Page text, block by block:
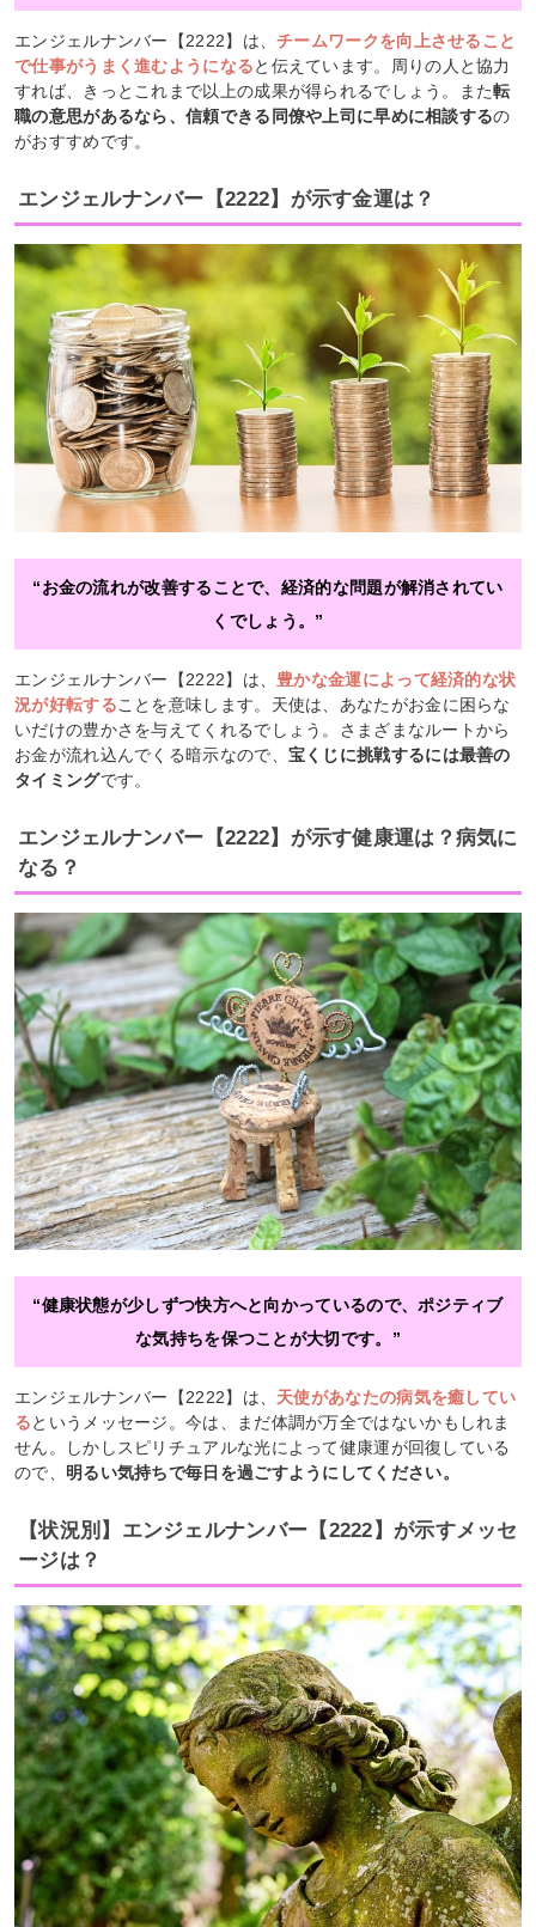
エンジェルナンバー【2222】は、チームワークを向上させること
で仕事がうまく進むようになると伝えています。周りの人と協力
すれば、きっとこれまで以上の成果が得られるでしょう。また転
職の意思があるなら、信頼できる同僚や上司に早めに相談するの
がおすすめです。
エンジェルナンバー【2222】が示す金運は？
“お金の流れが改善することで、経済的な問題が解消されてい
くでしょう。”
エンジェルナンバー【2222】は、 豊かな金運によって経済的な状
況が好転することを意味します。天使は、あなたがお金に困らな
いだけの豊かさを与えてくれるでしょう。さまざまなルートから
お金が流れ込んでくる暗示なので、 宝くじに挑戦するには最善の
タイミングです。
エンジェルナンバー【2222】が示す健康運は？病気に
なる？
“健康状態が少しずつ快方へと向かっているので、ポジティブ
な気持ちを保つことが大切です。”
エンジェルナンバー【2222】は、 天使があなたの病気を癒してい
るというメッセージ。今は、まだ体調が万全ではないかもしれま
せん。しかしスピリチュアルな光によって健康運が回復している
ので、 明るい気持ちで毎日を過ごすようにしてください。
【状況別】エンジェルナンバー【2222】が示すメッセ
ージは？